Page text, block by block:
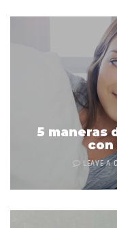
5 maneras
con
LEAVE A